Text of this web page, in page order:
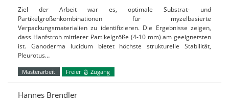
Ziel der Arbeit war es, optimale Substrat- und
Partikelgrößenkombinationen für myzelbasierte
Verpackungsmaterialien zu identifizieren. Die Ergebnisse zeigen,
dass Hanfstroh mittlerer Partikelgröße (4-10 mm) am geeignetsten
ist. Ganoderma lucidum bietet höchste strukturelle Stabilität,
Pleurotus…
Masterarbeit Freier Zugang
Hannes Brendler